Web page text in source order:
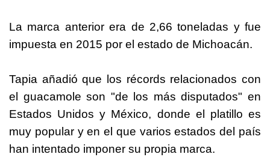
La marca anterior era de 2,66 toneladas y fue
impuesta en 2015 por el estado de Michoacán.
Tapia añadió que los récords relacionados con
el guacamole son "de los más disputados" en
Estados Unidos y México, donde el platillo es
muy popular y en el que varios estados del país
han intentado imponer su propia marca.